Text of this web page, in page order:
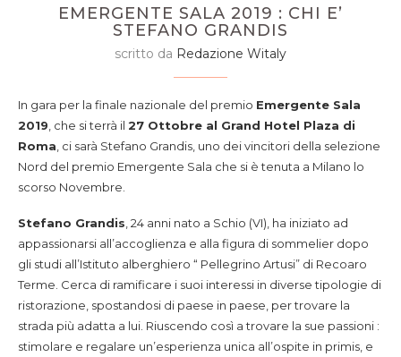
EMERGENTE SALA 2019 : CHI E’
STEFANO GRANDIS
scritto da Redazione Witaly
In gara per la finale nazionale del premio Emergente Sala
2019, che si terrà il 27 Ottobre al Grand Hotel Plaza di
Roma, ci sarà Stefano Grandis, uno dei vincitori della selezione
Nord del premio Emergente Sala che si è tenuta a Milano lo
scorso Novembre.
Stefano Grandis, 24 anni nato a Schio (VI), ha iniziato ad
appassionarsi all’accoglienza e alla figura di sommelier dopo
gli studi all’Istituto alberghiero “ Pellegrino Artusi” di Recoaro
Terme. Cerca di ramificare i suoi interessi in diverse tipologie di
ristorazione, spostandosi di paese in paese, per trovare la
strada più adatta a lui. Riuscendo così a trovare la sue passioni :
stimolare e regalare un’esperienza unica all’ospite in primis, e